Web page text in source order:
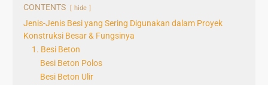
CONTENTS hide
Jenis-Jenis Besi yang Sering Digunakan dalam Proyek
Konstruksi Besar & Fungsinya
1. Besi Beton
Besi Beton Polos
Besi Beton Ulir